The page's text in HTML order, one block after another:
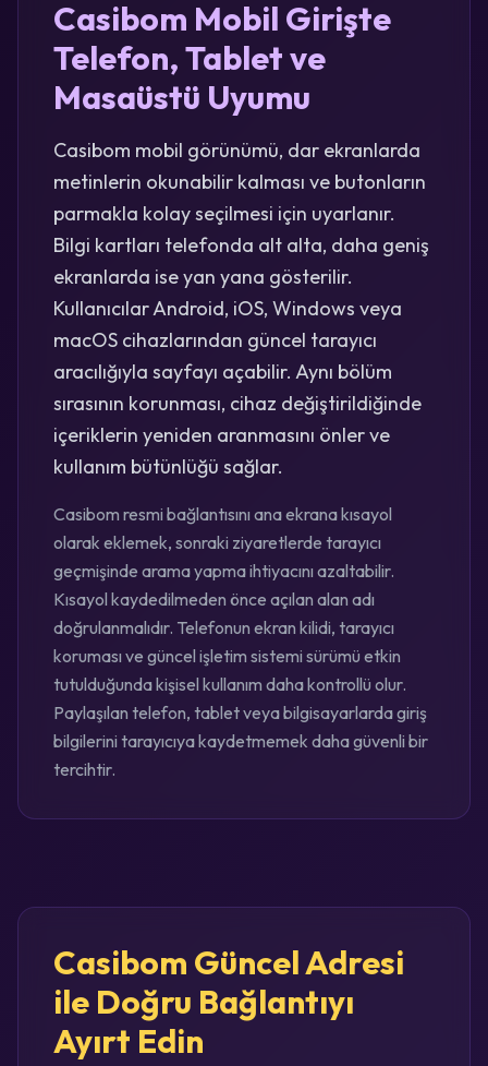
Casibom Mobil Girişte
Telefon, Tablet ve
Masaüstü Uyumu
Casibom mobil görünümü, dar ekranlarda
metinlerin okunabilir kalması ve butonların
parmakla kolay seçilmesi için uyarlanır.
Bilgi kartları telefonda alt alta, daha geniş
ekranlarda ise yan yana gösterilir.
Kullanıcılar Android, iOS, Windows veya
macOS cihazlarından güncel tarayıcı
aracılığıyla sayfayı açabilir. Aynı bölüm
sırasının korunması, cihaz değiştirildiğinde
içeriklerin yeniden aranmasını önler ve
kullanım bütünlüğü sağlar.
Casibom resmi bağlantısını ana ekrana kısayol
olarak eklemek, sonraki ziyaretlerde tarayıcı
geçmişinde arama yapma ihtiyacını azaltabilir.
Kısayol kaydedilmeden önce açılan alan adı
doğrulanmalıdır. Telefonun ekran kilidi, tarayıcı
koruması ve güncel işletim sistemi sürümü etkin
tutulduğunda kişisel kullanım daha kontrollü olur.
Paylaşılan telefon, tablet veya bilgisayarlarda giriş
bilgilerini tarayıcıya kaydetmemek daha güvenli bir
tercihtir.
Casibom Güncel Adresi
ile Doğru Bağlantıyı
Ayırt Edin